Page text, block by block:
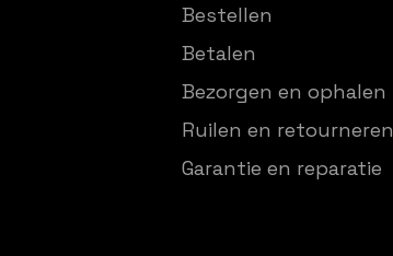
Bestellen
Betalen
Bezorgen en ophalen
Ruilen en retourneren
Garantie en reparatie